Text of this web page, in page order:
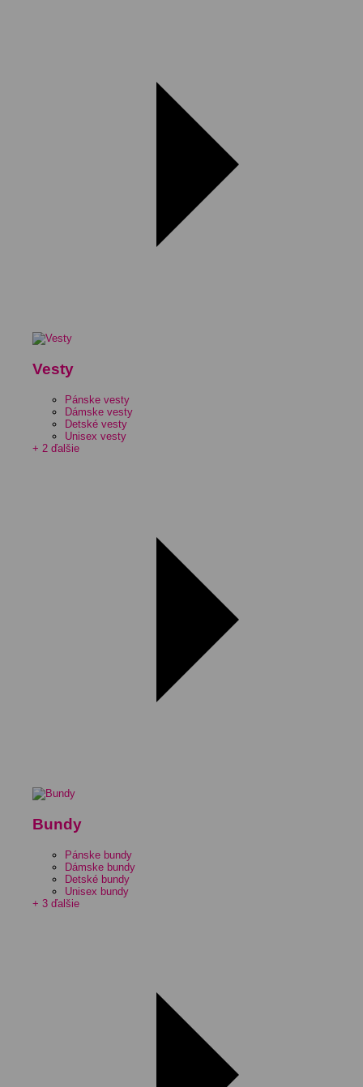
Vesty
Pánske vesty
Dámske vesty
Detské vesty
Unisex vesty
+ 2 ďalšie
Bundy
Pánske bundy
Dámske bundy
Detské bundy
Unisex bundy
+ 3 ďalšie